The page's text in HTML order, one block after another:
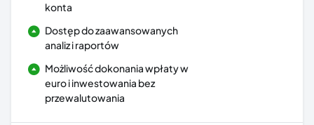
konta
Dostęp do zaawansowanych
analiz i raportów
Możliwość dokonania wpłaty w
euro i inwestowania bez
przewalutowania